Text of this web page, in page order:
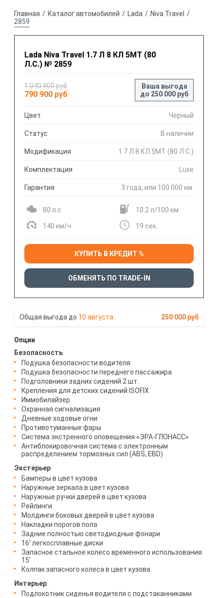
Главная Каталог автомобилей Lada
Niva Travel
2859
Lada Niva Travel 1.7 Л 8 КЛ 5МТ (80
Л.С.) № 2859
1 040 900 руб
790 900 руб
Ваша выгода
до 250 000 руб
Цвет Черный
Статус В наличии
Модификация 1.7 Л 8 КЛ 5МТ (80 Л.С.)
Комплектация Luxe
Гарантия 3 года, или 100 000 км.
80 л.с 10.2 л/100 км
140 км/ч 19 сек.
КУПИТЬ В КРЕДИТ %
ОБМЕНЯТЬ ПО TRADE-IN
10 августа 250 000 руб
Опции
Безопасность
Подушка безопасности водителя
Подушка безопасности переднего пассажира
Подголовники задних сидений 2 шт.
Крепления для детских сидений ISOFIX
Иммобилайзер
Охранная сигнализация
Дневные ходовые огни
Противотуманные фары
Система экстренного оповещения «ЭРА-ГЛОНАСС»
Антиблокировочная система с электронным
распределением тормозных сил (ABS, EBD)
Экстерьер
Бамперы в цвет кузова
Наружные зеркала в цвет кузова
Наружные ручки дверей в цвет кузова
Рейлинги
Молдинги боковых дверей в цвет кузова
Накладки порогов пола
Задние полностью светодиодные фонари
16' легкосплавные диски
Запасное стальное колесо временного использования
15'
Колпак запасного колеса в цвет кузова
Интерьер
Подлокотник сиденья водителя с подстаканниками